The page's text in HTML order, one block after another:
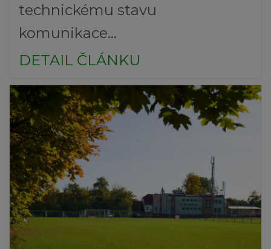
technickému stavu
komunikace...
DETAIL ČLÁNKU